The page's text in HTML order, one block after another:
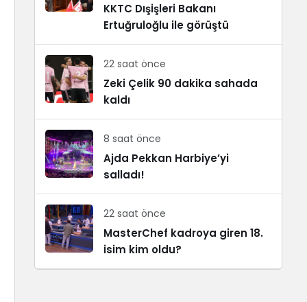
KKTC Dışişleri Bakanı
Ertuğruloğlu ile görüştü
22 saat önce
Zeki Çelik 90 dakika sahada
kaldı
8 saat önce
Ajda Pekkan Harbiye’yi
salladı!
22 saat önce
MasterChef kadroya giren 18.
isim kim oldu?